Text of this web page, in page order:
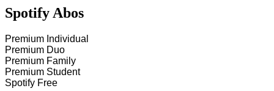
Spotify Abos
Premium Individual
Premium Duo
Premium Family
Premium Student
Spotify Free